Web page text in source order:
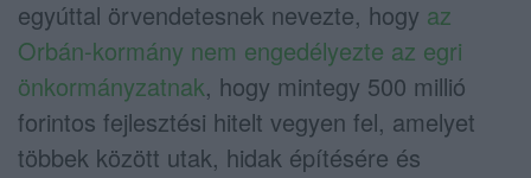
egyúttal örvendetesnek nevezte, hogy az
Orbán-kormány nem engedélyezte az egri
önkormányzatnak, hogy mintegy 500 millió
forintos fejlesztési hitelt vegyen fel, amelyet
többek között utak, hidak építésére és